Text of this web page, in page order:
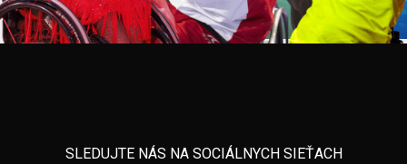
SLEDUJTE NÁS NA SOCIÁLNYCH SIEŤACH